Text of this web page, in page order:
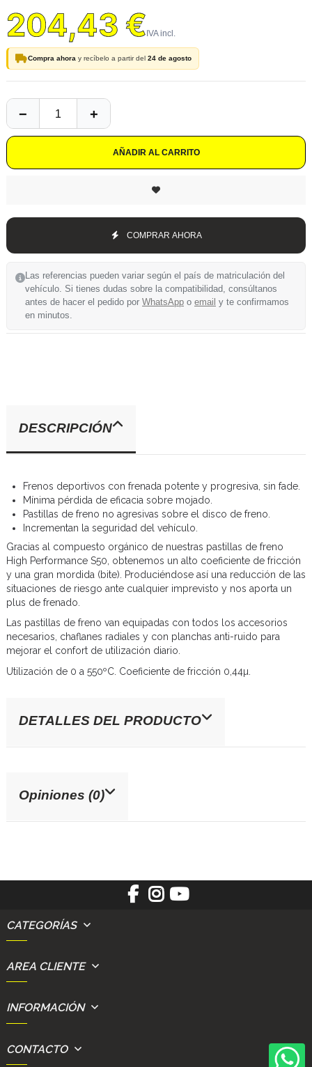
204,43 €
Compra ahora y recíbelo a partir del 24 de agosto
AÑADIR AL CARRITO
COMPRAR AHORA
Las referencias pueden variar según el país de matriculación del
vehículo. Si tienes dudas sobre la compatibilidad, consúltanos
antes de hacer el pedido por WhatsApp o email y te confirmamos
en minutos.
DESCRIPCIÓN
Frenos deportivos con frenada potente y progresiva, sin fade.
Mínima pérdida de eficacia sobre mojado.
Pastillas de freno no agresivas sobre el disco de freno.
Incrementan la seguridad del vehículo.
Gracias al compuesto orgánico de nuestras pastillas de freno
High Performance S50, obtenemos un alto coeficiente de fricción
y una gran mordida (bite). Produciéndose así una reducción de las
situaciones de riesgo ante cualquier imprevisto y nos aporta un
plus de frenado.
Las pastillas de freno van equipadas con todos los accesorios
necesarios, chaflanes radiales y con planchas anti-ruido para
mejorar el confort de utilización diario.
Utilización de 0 a 550ºC. Coeficiente de fricción 0,44µ.
DETALLES DEL PRODUCTO
Opiniones (0)
CATEGORÍAS
AREA CLIENTE
INFORMACIÓN
CONTACTO